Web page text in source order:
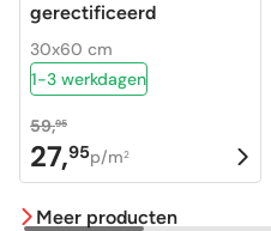
gerectificeerd
30x60 cm
1-3 werkdagen
59,95
Oorspronkelijke
prijs
was:
27,95
Huidige
prijs
is:
p/m2
Meer producten